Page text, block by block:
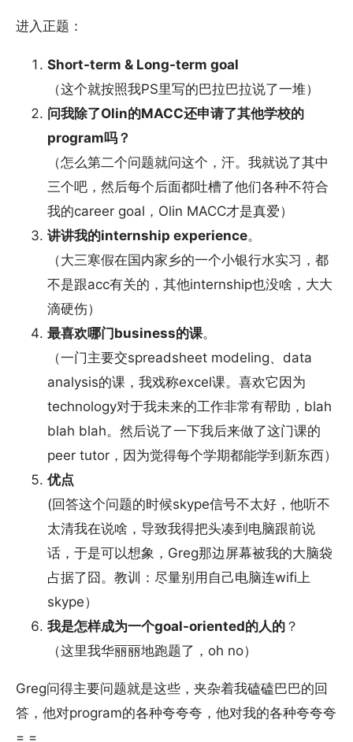
进入正题：
Short-term & Long-term goal
（这个就按照我PS里写的巴拉巴拉说了一堆）
问我除了Olin的MACC还申请了其他学校的
program吗？
（怎么第二个问题就问这个，汗。我就说了其中
三个吧，然后每个后面都吐槽了他们各种不符合
我的career goal，Olin MACC才是真爱）
讲讲我的internship experience。
（大三寒假在国内家乡的一个小银行水实习，都
不是跟acc有关的，其他internship也没啥，大大
滴硬伤）
最喜欢哪门business的课。
（一门主要交spreadsheet modeling、data
analysis的课，我戏称excel课。喜欢它因为
technology对于我未来的工作非常有帮助，blah
blah blah。然后说了一下我后来做了这门课的
peer tutor，因为觉得每个学期都能学到新东西）
优点
(回答这个问题的时候skype信号不太好，他听不
太清我在说啥，导致我得把头凑到电脑跟前说
话，于是可以想象，Greg那边屏幕被我的大脑袋
占据了囧。教训：尽量别用自己电脑连wifi上
skype）
我是怎样成为一个goal-oriented的人的 ？
（这里我华丽丽地跑题了，oh no）
Greg问得主要问题就是这些，夹杂着我磕磕巴巴的回
答，他对program的各种夸夸夸，他对我的各种夸夸夸
= =